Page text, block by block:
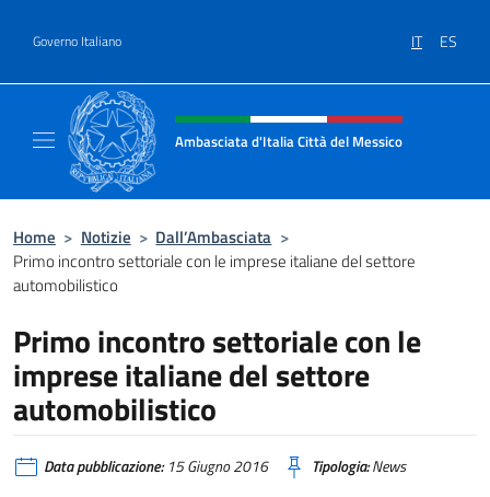
Governo Italiano IT ES
Intestazione sito, social e menù
Ambasciata d'Italia Città del Messico
Home > Notizie > Dall’Ambasciata >
Primo incontro settoriale con le imprese italiane del settore
automobilistico
Primo incontro settoriale con le
imprese italiane del settore
automobilistico
Data pubblicazione:15 Giugno 2016 Tipologia:News